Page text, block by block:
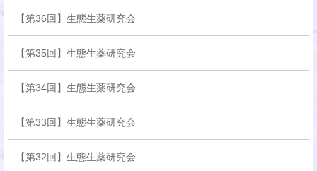
【第36回】生態生薬研究会
【第35回】生態生薬研究会
【第34回】生態生薬研究会
【第33回】生態生薬研究会
【第32回】生態生薬研究会